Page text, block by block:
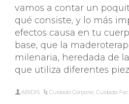
vamos a contar un
qué consiste, y lo más
efectos causa en tu
base, que la
milenaria, heredada de
que utiliza diferentes
ABIDIS Cuidado Corporal ,Cuidado